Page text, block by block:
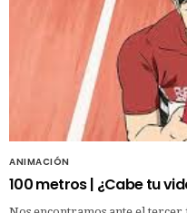
ANIMACIÓN
100 metros | ¿Cabe tu